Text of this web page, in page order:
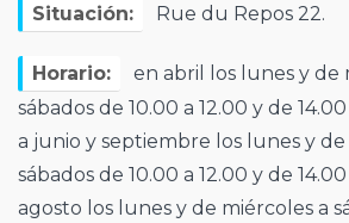
Situación: Rue du Repos 22.
Horario:
en abril los lunes y de
sábados de 10.00 a 12.00 y de
a junio y septiembre los lunes y de
sábados de 10.00 a 12.00 y de
agosto los lunes y de miércoles a